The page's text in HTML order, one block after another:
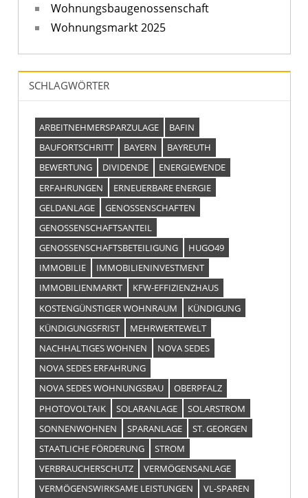
Wohnungsbaugenossenschaft
Wohnungsmarkt 2025
SCHLAGWÖRTER
ARBEITNEHMERSPARZULAGE
BAFIN
BAUFORTSCHRITT
BAYERN
BAYREUTH
BEWERTUNG
DIVIDENDE
ENERGIEWENDE
ERFAHRUNGEN
ERNEUERBARE ENERGIE
GELDANLAGE
GENOSSENSCHAFTEN
GENOSSENSCHAFTSANTEIL
GENOSSENSCHAFTSBETEILIGUNG
HUGO49
IMMOBILIE
IMMOBILIENINVESTMENT
IMMOBILIENMARKT
KFW-EFFIZIENZHAUS
KOSTENGÜNSTIGER WOHNRAUM
KÜNDIGUNG
KÜNDIGUNGSFRIST
MEHRWERTEWELT
NACHHALTIGES WOHNEN
NOVA SEDES
NOVA SEDES ERFAHRUNG
NOVA SEDES WOHNUNGSBAU
OBERPFALZ
PHOTOVOLTAIK
SOLARANLAGE
SOLARSTROM
SONNENWOHNEN
SPARANLAGE
ST. GEORGEN
STAATLICHE FÖRDERUNG
STROM
VERBRAUCHERSCHUTZ
VERMÖGENSANLAGE
VERMÖGENSWIRKSAME LEISTUNGEN
VL-SPAREN